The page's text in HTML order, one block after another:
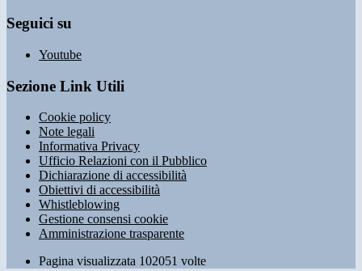
Seguici su
Youtube
Sezione Link Utili
Cookie policy
Note legali
Informativa Privacy
Ufficio Relazioni con il Pubblico
Dichiarazione di accessibilità
Obiettivi di accessibilità
Whistleblowing
Gestione consensi cookie
Amministrazione trasparente
Pagina visualizzata 102051 volte